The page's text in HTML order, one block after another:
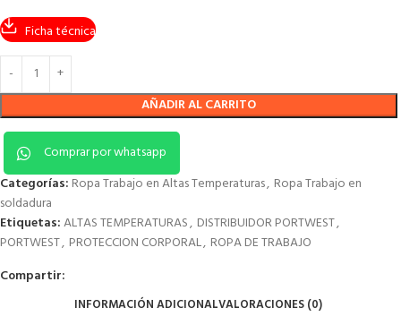
Ficha técnica
AÑADIR AL CARRITO
Comprar por whatsapp
Categorías: Ropa Trabajo en Altas Temperaturas, Ropa Trabajo en
soldadura
Etiquetas:ALTAS TEMPERATURAS, DISTRIBUIDOR PORTWEST,
PORTWEST, PROTECCION CORPORAL, ROPA DE TRABAJO
Compartir:
INFORMACIÓN ADICIONALVALORACIONES (0)